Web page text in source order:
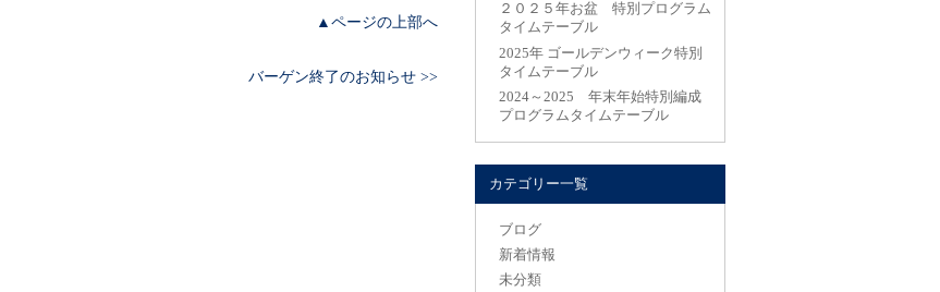
２０２５年お盆 特別プログラム
タイムテーブル
2025年 ゴールデンウィーク特別
タイムテーブル
2024～2025 年末年始特別編成
プログラムタイムテーブル
カテゴリー一覧
ブログ
新着情報
未分類
▲ページの上部へ
バーゲン終了のお知らせ >>